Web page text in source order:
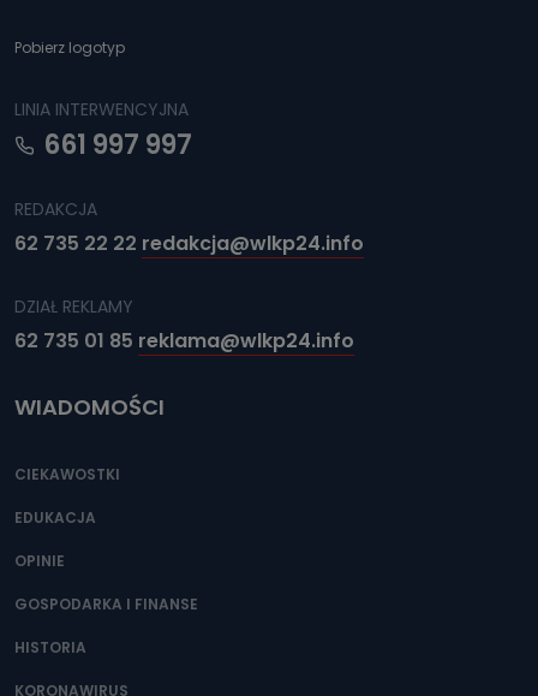
Pobierz logotyp
LINIA INTERWENCYJNA
661 997 997
REDAKCJA
62 735 22 22 redakcja@wlkp24.info
DZIAŁ REKLAMY
62 735 01 85 reklama@wlkp24.info
WIADOMOŚCI
CIEKAWOSTKI
EDUKACJA
OPINIE
GOSPODARKA I FINANSE
HISTORIA
KORONAWIRUS